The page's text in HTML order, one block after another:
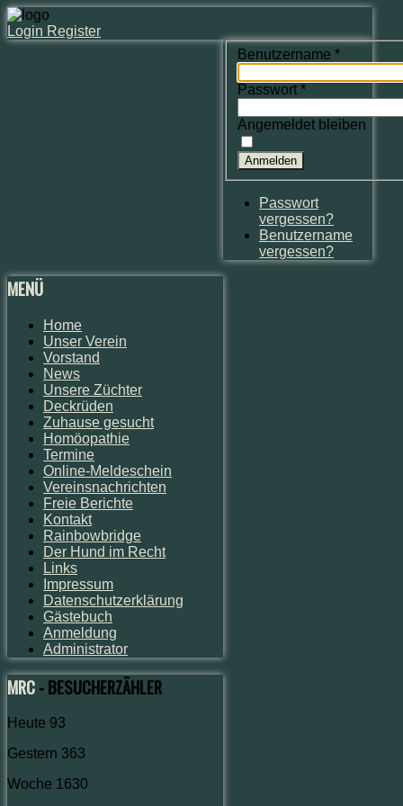
Login Register
Benutzername *
Passwort *
Angemeldet bleiben
Anmelden
Passwort
vergessen?
Benutzername
vergessen?
MENÜ
Home
Unser Verein
Vorstand
News
Unsere Züchter
Deckrüden
Zuhause gesucht
Homöopathie
Termine
Online-Meldeschein
Vereinsnachrichten
Freie Berichte
Kontakt
Rainbowbridge
Der Hund im Recht
Links
Impressum
Datenschutzerklärung
Gästebuch
Anmeldung
Administrator
MRC- BESUCHERZÄHLER
Heute 93
Gestern 363
Woche 1630